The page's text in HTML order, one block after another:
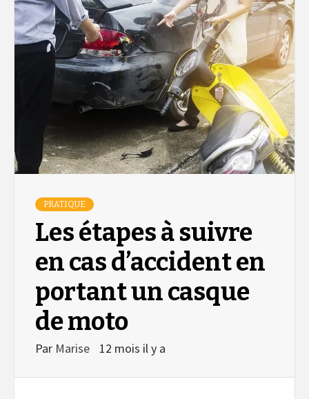
PRATIQUE
Les étapes à suivre
en cas d’accident en
portant un casque
de moto
Par Marise 12 mois il y a